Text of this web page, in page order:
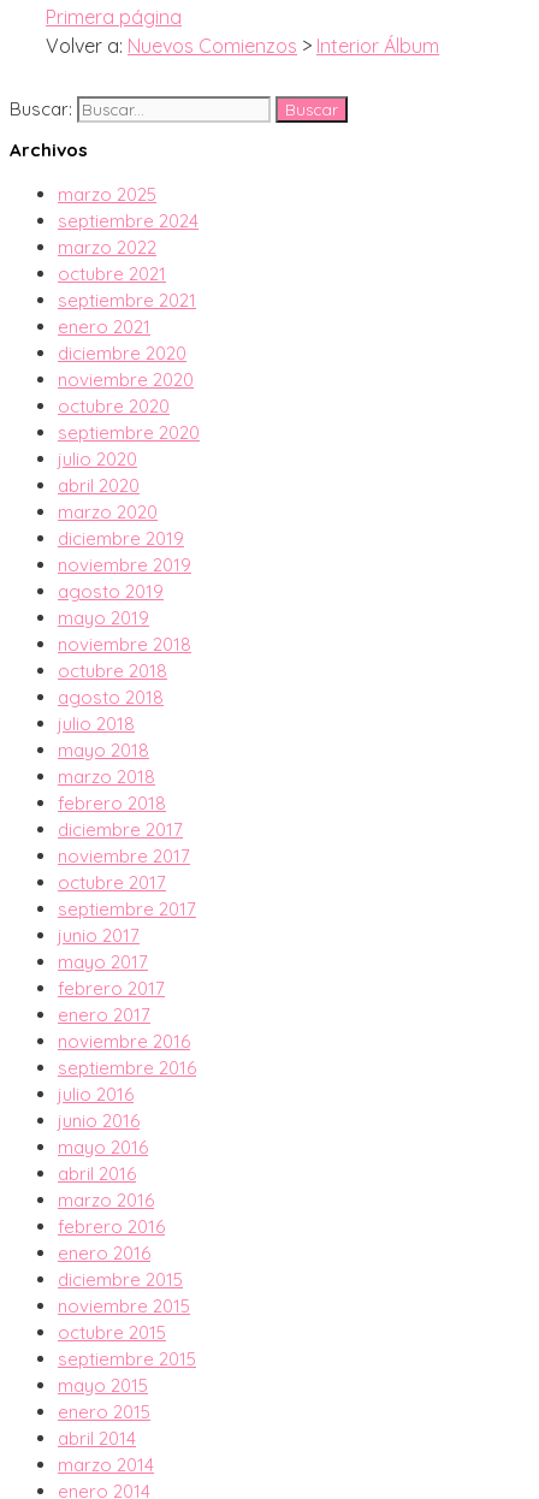
Primera página
Volver a: Nuevos Comienzos > Interior Álbum
Buscar:
Archivos
marzo 2025
septiembre 2024
marzo 2022
octubre 2021
septiembre 2021
enero 2021
diciembre 2020
noviembre 2020
octubre 2020
septiembre 2020
julio 2020
abril 2020
marzo 2020
diciembre 2019
noviembre 2019
agosto 2019
mayo 2019
noviembre 2018
octubre 2018
agosto 2018
julio 2018
mayo 2018
marzo 2018
febrero 2018
diciembre 2017
noviembre 2017
octubre 2017
septiembre 2017
junio 2017
mayo 2017
febrero 2017
enero 2017
noviembre 2016
septiembre 2016
julio 2016
junio 2016
mayo 2016
abril 2016
marzo 2016
febrero 2016
enero 2016
diciembre 2015
noviembre 2015
octubre 2015
septiembre 2015
mayo 2015
enero 2015
abril 2014
marzo 2014
enero 2014